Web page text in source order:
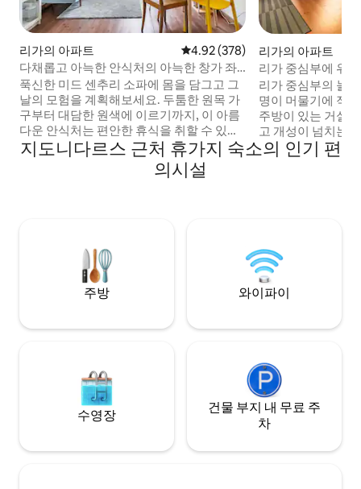
리가의 아파트 평점 4.92점(5점 만점), 후기 378
4.92 (378)
다채롭고 아늑한 안식처의 아늑한 창가 좌
석에 몸을 맡기세요
푹신한 미드 센추리 소파에 몸을 담그고 그
날의 모험을 계획해보세요. 두툼한 원목 가
구부터 대담한 원색에 이르기까지, 이 아름
다운 안식처는 편안한 휴식을 취할 수 있는
공간과 세련된 숯 타일 욕실을 갖추고 있어
상쾌한 샤워를 즐길 수 있습니다. 창문이 거
리를 마주보고 있다는 점을 고려해 주세요.
다. 원하시는 날짜에 예약이 가능하다면 주
저 마시고 예약하세요. 저희가 도와드리겠
습니다. 저와 후기를 믿으세요. 회원님은 잘
알고 계십니다. 비즈니스 또는 레저 – 이곳
하고 아름다운 숙박을 위해 필요한 모든 것
아름다운 공원 바로 건너편에 위치해 있습
니다. 주방과 결합된 별도의 침실과 거실이
있습니다. 매우 아늑하고 따뜻하며 깨끗합
니다. 넓은 욕실. 두 창문 모두 거리로 나가
수 있습니다. 게스트가 아파트 전체를 단독
리가의 아파트
리가 중심부에 위
리가 중심부의 놀
명이 머물기에 적
주방이 있는 거실,
고 개성이 넘치는
과 같은 건물에 있
있어 역사적인 매
지도니다르스 근처 휴가지 숙소의 인기 편
의시설
주방 와이파이
수영장
건물 부지 내 무료 주
차